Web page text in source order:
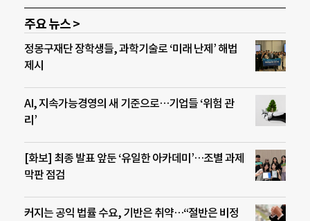
주요 뉴스 >
정몽구재단 장학생들, 과학기술로 ‘미래 난제’ 해법
제시
AI, 지속가능경영의 새 기준으로…기업들 ‘위험 관
리’
[화보] 최종 발표 앞둔 ‘유일한 아카데미’…조별 과제
막판 점검
커지는 공익 법률 수요, 기반은 취약…“절반은 비정